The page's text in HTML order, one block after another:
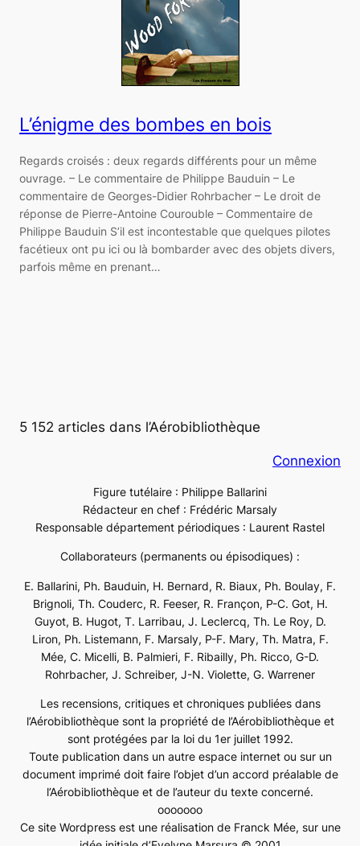
L’énigme des bombes en bois
Regards croisés : deux regards différents pour un même
ouvrage. – Le commentaire de Philippe Bauduin – Le
commentaire de Georges-Didier Rohrbacher – Le droit de
réponse de Pierre-Antoine Courouble – Commentaire de
Philippe Bauduin S’il est incontestable que quelques pilotes
facétieux ont pu ici ou là bombarder avec des objets divers,
parfois même en prenant…
5 152 articles dans l’Aérobibliothèque
Connexion
Figure tutélaire : Philippe Ballarini
Rédacteur en chef : Frédéric Marsaly
Responsable département périodiques : Laurent Rastel
Collaborateurs (permanents ou épisodiques) :
E. Ballarini, Ph. Bauduin, H. Bernard, R. Biaux, Ph. Boulay, F.
Brignoli, Th. Couderc, R. Feeser, R. Françon, P-C. Got, H.
Guyot, B. Hugot, T. Larribau, J. Leclercq, Th. Le Roy, D.
Liron, Ph. Listemann, F. Marsaly, P-F. Mary, Th. Matra, F.
Mée, C. Micelli, B. Palmieri, F. Ribailly, Ph. Ricco, G-D.
Rohrbacher, J. Schreiber, J-N. Violette, G. Warrener
Les recensions, critiques et chroniques publiées dans
l’Aérobibliothèque sont la propriété de l’Aérobibliothèque et
sont protégées par la loi du 1er juillet 1992.
Toute publication dans un autre espace internet ou sur un
document imprimé doit faire l’objet d’un accord préalable de
l’Aérobibliothèque et de l’auteur du texte concerné.
ooooooo
Ce site Wordpress est une réalisation de Franck Mée, sur une